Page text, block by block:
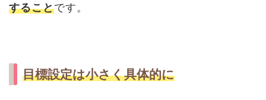
することです。
目標設定は小さく具体的に